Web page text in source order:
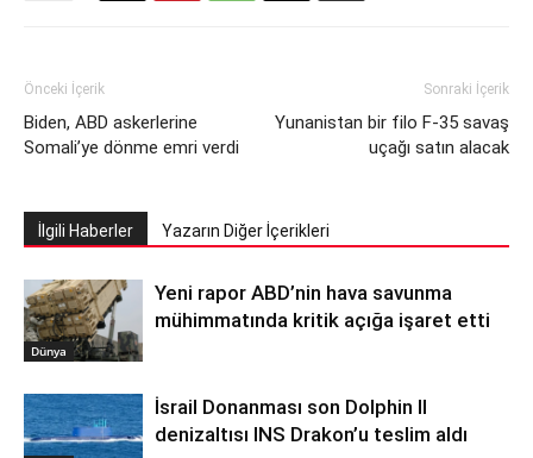
Önceki İçerik
Biden, ABD askerlerine
Somali’ye dönme emri verdi
Sonraki İçerik
Yunanistan bir filo F-35 savaş
uçağı satın alacak
İlgili Haberler Yazarın Diğer İçerikleri
Dünya
Yeni rapor ABD’nin hava savunma
mühimmatında kritik açığa işaret etti
İsrail Donanması son Dolphin II
denizaltısı INS Drakon’u teslim aldı